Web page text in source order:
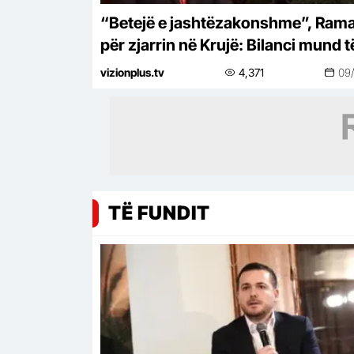
“Betejë e jashtëzakonshme”,
për zjarrin në Krujë: Bilanci mund
kishte qenë tragjik, siç po ndodh
vizionplus.tv 4,371
TË FUNDIT